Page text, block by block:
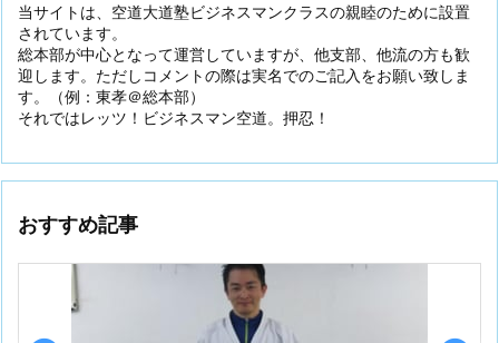
当サイトは、空道大道塾ビジネスマンクラスの親睦のために設置
されています。
総本部が中心となって運営していますが、他支部、他流の方も歓
迎します。ただしコメントの際は実名でのご記入をお願い致しま
す。（例：東孝＠総本部）
それではレッツ！ビジネスマン空道。押忍！
おすすめ記事